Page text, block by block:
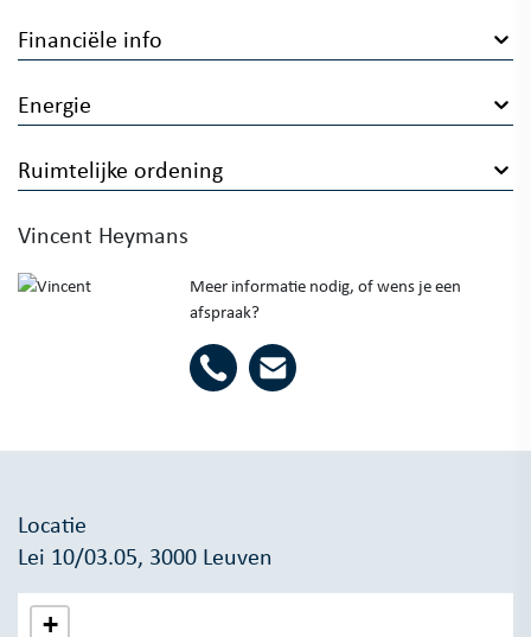
Financiële info
Energie
Ruimtelijke ordening
Vincent Heymans
Meer informatie nodig, of wens je een
afspraak?
Locatie
Lei 10/03.05, 3000 Leuven
+